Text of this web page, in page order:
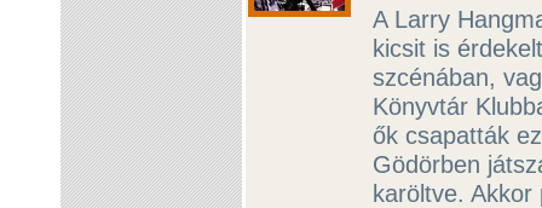
A Larry
kicsit is
szcénában,
Könyvtár
ők csapatták
Gödörben
karöltve.